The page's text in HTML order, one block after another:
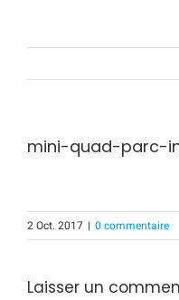
mini-quad-parc-
2 Oct. 2017 | 0 commentaire
Laisser un